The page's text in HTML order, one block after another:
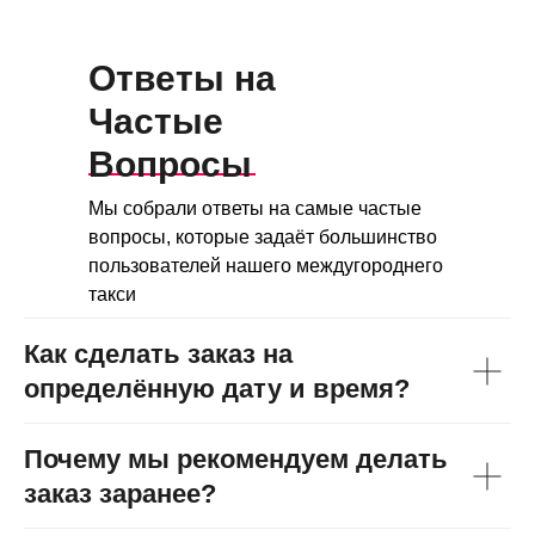
Мы собрали ответы на самые частые
вопросы, которые задаёт большинство
пользователей нашего междугороднего
такси
Ответы на
Частые
Вопросы
Как сделать заказ на
определённую дату и время?
Почему мы рекомендуем делать
заказ заранее?